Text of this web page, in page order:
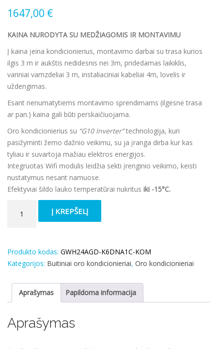
1647,00 €
KAINA NURODYTA SU MEDŽIAGOMIS IR MONTAVIMU
Į kaina įeina kondicionierius, montavimo darbai su trasa kurios
ilgis 3 m ir aukštis nedidesnis nei 3m, pridedamas laikiklis,
variniai vamzdeliai 3 m, instaliaciniai kabeliai 4m, lovelis ir
uždengimas.
Esant nenumatytiems montavimo sprendimams (ilgesnė trasa
ar pan.) kaina gali būti perskaičiuojama.
Oro kondicionierius su “G10 Inverter”technologija, kuri
pasižyminti žemo dažnio veikimu, su ja įranga dirba kur kas
tyliau ir suvartoja mažiau elektros energijos.
Integruotas Wifi modulis leidžia sekti įrenginio veikimo, keisti
nustatymus nesant namuose.
Efektyviai šildo lauko temperatūrai nukritus iki -15°C.
kiekis:
Gree
Pular
su
Į KREPŠELĮ
Produkto kodas: GWH24AGD-K6DNA1C-KOM
Kategorijos: Buitiniai oro kondicionieriai, Oro kondicionieriai
Aprašymas Papildoma informacija
Aprašymas